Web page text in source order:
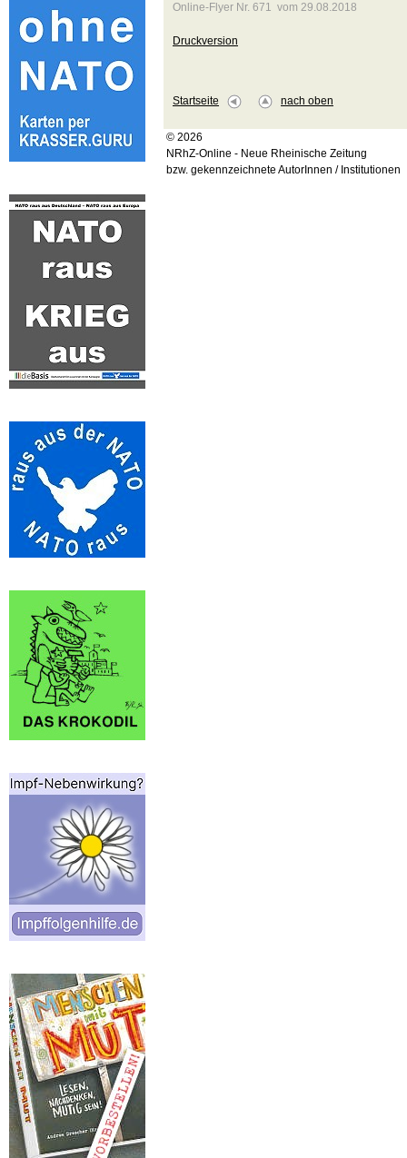
Online-Flyer Nr. 671 vom 29.08.2018
Druckversion
Startseite nach oben
© 2026
NRhZ-Online - Neue Rheinische Zeitung
bzw. gekennzeichnete AutorInnen / Institutionen